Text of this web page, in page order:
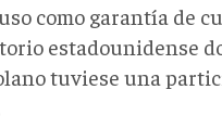
como garantía de
estadounidense
tuviese una